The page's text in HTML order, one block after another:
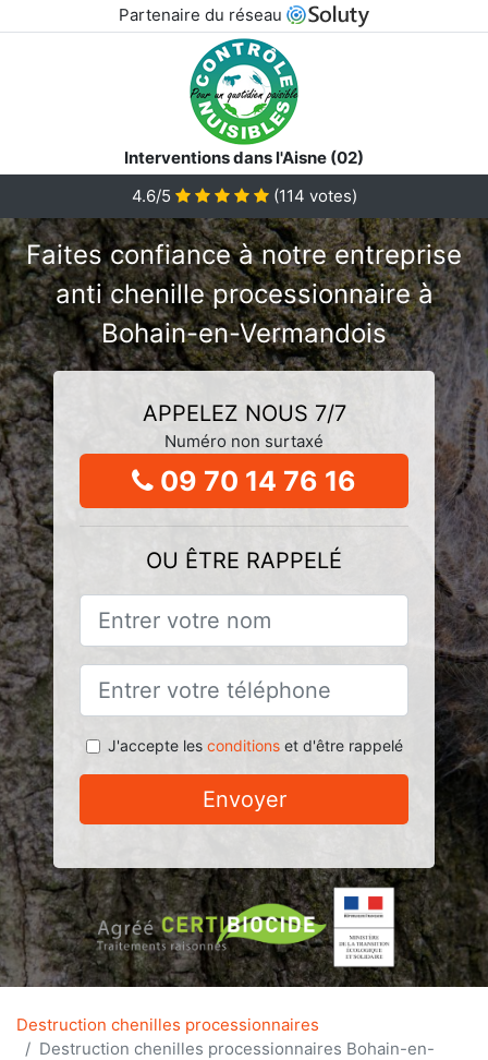
Partenaire du réseau
Interventions dans l'Aisne (02)
4.6/5
(114 votes)
Faites confiance à notre entreprise
anti chenille processionnaire à
Bohain-en-Vermandois
APPELEZ NOUS 7/7
Numéro non surtaxé
09 70 14 76 16
OU ÊTRE RAPPELÉ
J'accepte les conditionset d'être rappelé
Envoyer
Destruction chenilles processionnaires
Destruction chenilles processionnaires Bohain-en-